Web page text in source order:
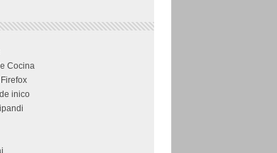
Cocina
inico